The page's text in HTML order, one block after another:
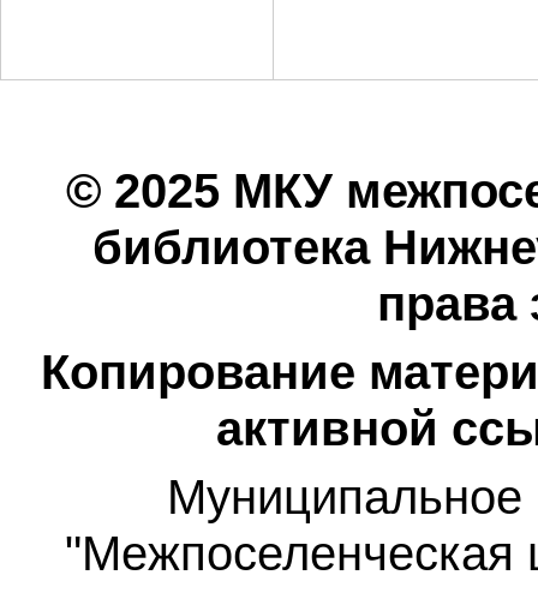
© 2025 МКУ
библиотека
Копирование
активной
Муниципальное
"Межпоселенческая